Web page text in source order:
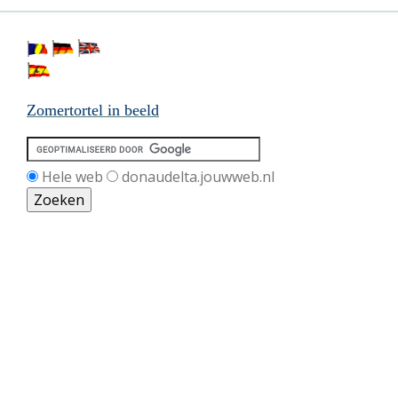
Zomertortel in beeld
Hele web donaudelta.jouwweb.nl